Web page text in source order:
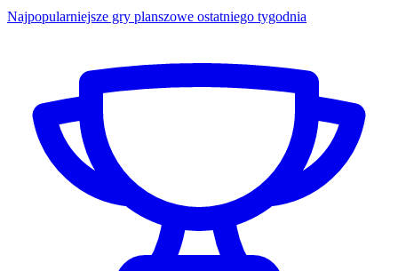
Najpopularniejsze gry planszowe ostatniego tygodnia